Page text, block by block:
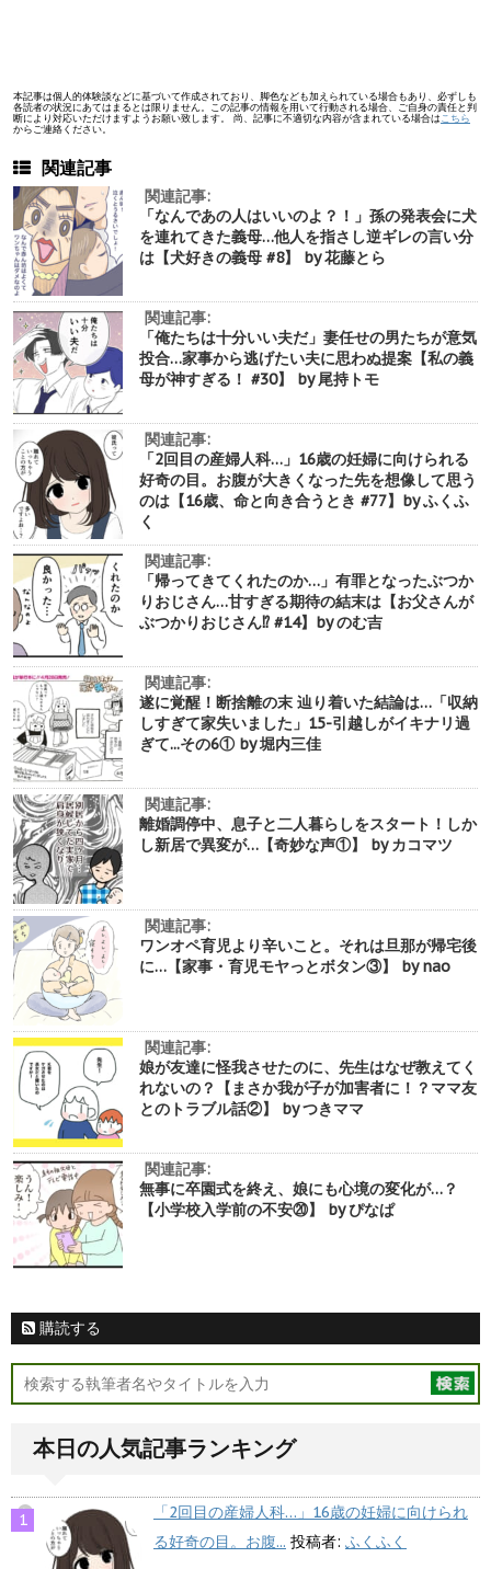
本記事は個人的体験談などに基づいて作成されており、脚色なども加えられている場合もあり、必ずしも
各読者の状況にあてはまるとは限りません。この記事の情報を用いて行動される場合、ご自身の責任と判
断により対応いただけますようお願い致します。 尚、記事に不適切な内容が含まれている場合はこちら
からご連絡ください。
関連記事
関連記事:
「なんであの人はいいのよ？！」孫の発表会に犬
を連れてきた義母…他人を指さし逆ギレの言い分
は【犬好きの義母 #8】 by 花藤とら
関連記事:
「俺たちは十分いい夫だ」妻任せの男たちが意気
投合…家事から逃げたい夫に思わぬ提案【私の義
母が神すぎる！ #30】 by 尾持トモ
関連記事:
「2回目の産婦人科…」16歳の妊婦に向けられる
好奇の目。お腹が大きくなった先を想像して思う
のは【16歳、命と向き合うとき #77】by ふくふ
く
関連記事:
「帰ってきてくれたのか…」有罪となったぶつか
りおじさん…甘すぎる期待の結末は【お父さんが
ぶつかりおじさん⁉︎ #14】by のむ吉
関連記事:
遂に覚醒！断捨離の末 辿り着いた結論は…「収納
しすぎて家失いました」15-引越しがイキナリ過
ぎて...その6① by 堀内三佳
関連記事:
離婚調停中、息子と二人暮らしをスタート！しか
し新居で異変が…【奇妙な声①】 by カコマツ
関連記事:
ワンオペ育児より辛いこと。それは旦那が帰宅後
に…【家事・育児モヤっとボタン③】 by nao
関連記事:
娘が友達に怪我させたのに、先生はなぜ教えてく
れないの？【まさか我が子が加害者に！？ママ友
とのトラブル話②】 by つきママ
関連記事:
無事に卒園式を終え、娘にも心境の変化が…？
【小学校入学前の不安⑳】 by ぴなぱ
購読する
本日の人気記事ランキング
「2回目の産婦人科…」16歳の妊婦に向けられ
る好奇の目。お腹... 投稿者: ふくふく